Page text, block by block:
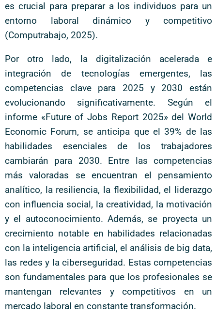
es crucial para preparar a los individuos para un
entorno laboral dinámico y competitivo
(Computrabajo, 2025).
Por otro lado, la digitalización acelerada e
integración de tecnologías emergentes, las
competencias clave para 2025 y 2030 están
evolucionando significativamente. Según el
informe «Future of Jobs Report 2025» del World
Economic Forum, se anticipa que el 39% de las
habilidades esenciales de los trabajadores
cambiarán para 2030. Entre las competencias
más valoradas se encuentran el pensamiento
analítico, la resiliencia, la flexibilidad, el liderazgo
con influencia social, la creatividad, la motivación
y el autoconocimiento. Además, se proyecta un
crecimiento notable en habilidades relacionadas
con la inteligencia artificial, el análisis de big data,
las redes y la ciberseguridad. Estas competencias
son fundamentales para que los profesionales se
mantengan relevantes y competitivos en un
mercado laboral en constante transformación.